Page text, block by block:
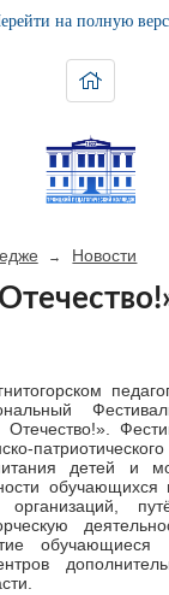
на полную
→ Новости
детей и
организаций,